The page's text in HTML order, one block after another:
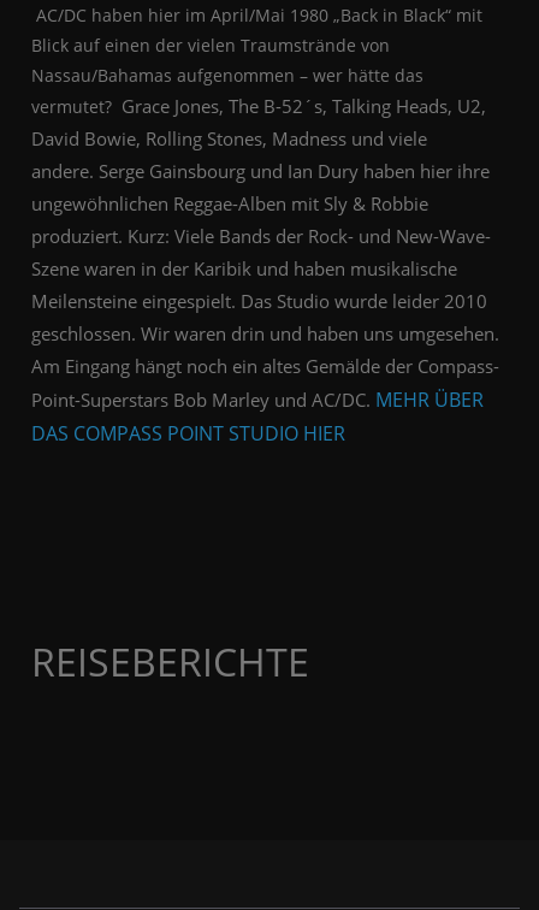
AC/DC haben hier im April/Mai 1980 „Back in Black“ mit
Blick auf einen der vielen Traumstrände von
Nassau/Bahamas aufgenommen – wer hätte das
vermutet? Grace Jones, The B-52´s, Talking Heads, U2,
David Bowie, Rolling Stones, Madness und viele
andere. Serge Gainsbourg und Ian Dury haben hier ihre
ungewöhnlichen Reggae-Alben mit Sly & Robbie
produziert. Kurz: Viele Bands der Rock- und New-Wave-
Szene waren in der Karibik und haben musikalische
Meilensteine eingespielt. Das Studio wurde leider 2010
geschlossen. Wir waren drin und haben uns umgesehen.
Am Eingang hängt noch ein altes Gemälde der Compass-
Point-Superstars Bob Marley und AC/DC. MEHR ÜBER
DAS COMPASS POINT STUDIO HIER
REISEBERICHTE